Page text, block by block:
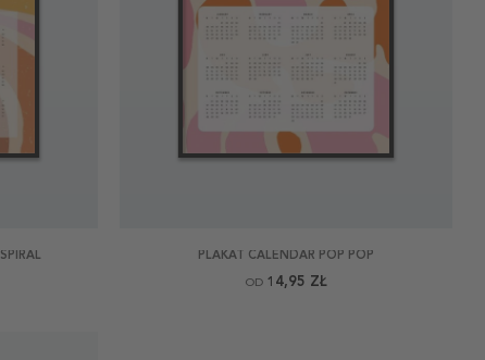
PLAKAT CALENDAR POP POP
OD 14,95 ZŁ